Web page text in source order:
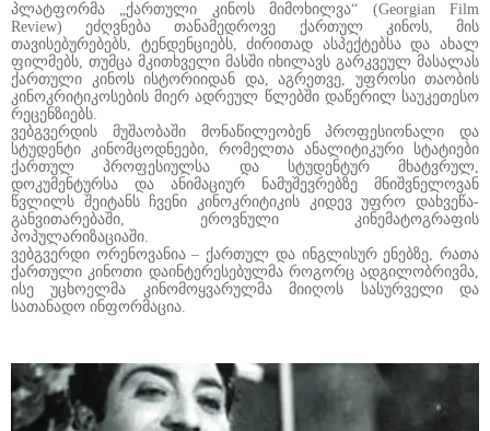
პლატფორმა „ქართული კინოს მიმოხილვა“ (Georgian Film
Review) ეძღვნება თანამედროვე ქართულ კინოს, მის
თავისებურებებს, ტენდენციებს, ძირითად ასპექტებსა და ახალ
ფილმებს, თუმცა მკითხველი მასში იხილავს გარკვეულ მასალას
ქართული კინოს ისტორიიდან და, აგრეთვე, უფროსი თაობის
კინოკრიტიკოსების მიერ ადრეულ წლებში დაწერილ საუკეთესო
რეცენზიებს.
ვებგვერდის მუშაობაში მონაწილეობენ პროფესიონალი და
სტუდენტი კინომცოდნეები, რომელთა ანალიტიკური სტატიები
ქართულ პროფესიულსა და სტუდენტურ მხატვრულ,
დოკუმენტურსა და ანიმაციურ ნამუშევრებზე მნიშვნელოვან
წვლილს შეიტანს ჩვენი კინოკრიტიკის კიდევ უფრო დახვეწა-
განვითარებაში, ეროვნული კინემატოგრაფის
პოპულარიზაციაში.
ვებგვერდი ორენოვანია – ქართულ და ინგლისურ ენებზე, რათა
ქართული კინოთი დაინტერესებულმა როგორც ადგილობრივმა,
ისე უცხოელმა კინომოყვარულმა მიიღოს სასურველი და
სათანადო ინფორმაცია.